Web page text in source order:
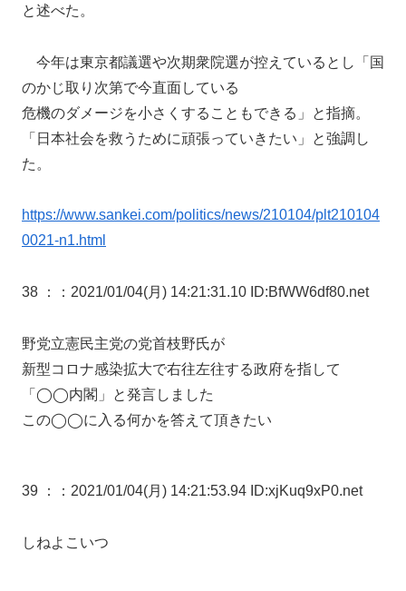
と述べた。
今年は東京都議選や次期衆院選が控えているとし「国
のかじ取り次第で今直面している
危機のダメージを小さくすることもできる」と指摘。
「日本社会を救うために頑張っていきたい」と強調し
た。
https://www.sankei.com/politics/news/210104/plt210104
0021-n1.html
38 ： ：2021/01/04(月) 14:21:31.10 ID:BfWW6df80.net
野党立憲民主党の党首枝野氏が
新型コロナ感染拡大で右往左往する政府を指して
「◯◯内閣」と発言しました
この◯◯に入る何かを答えて頂きたい
39 ： ：2021/01/04(月) 14:21:53.94 ID:xjKuq9xP0.net
しねよこいつ